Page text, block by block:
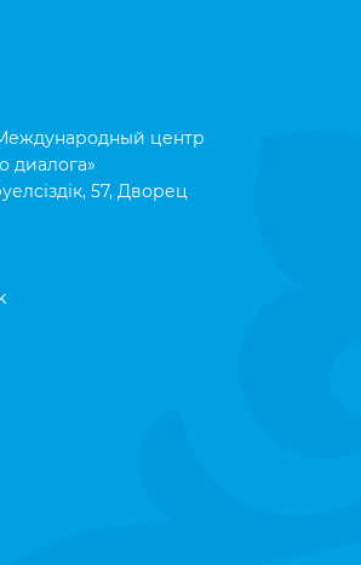
центр
диалога»
57, Дворец